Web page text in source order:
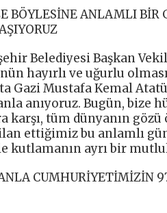
BÖYLESİNE ANLAMLI
Belediyesi Başkan
hayırlı ve uğurlu
Gazi Mustafa Kemal
anıyoruz. Bugün, bize
karşı, tüm dünyanın
ilan ettiğimiz bu anlamlı
kutlamanın ayrı bir
CUMHURİYETİMİZİN